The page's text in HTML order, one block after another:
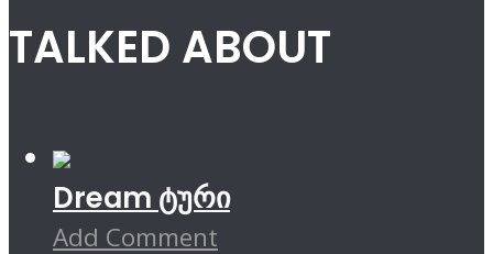
TALKED ABOUT
Dream ტური
Add Comment